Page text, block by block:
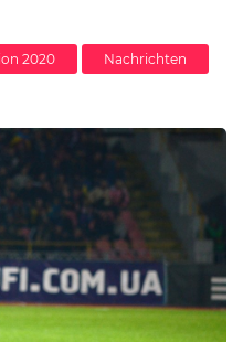
2020 Nachrichten